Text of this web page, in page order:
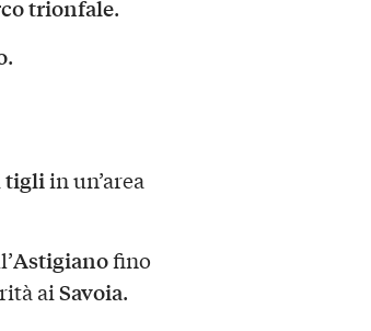
trionfale.
.
tigliin un’area
Astigianofino
aiSavoia.